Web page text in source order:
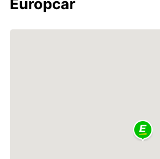
Europcar